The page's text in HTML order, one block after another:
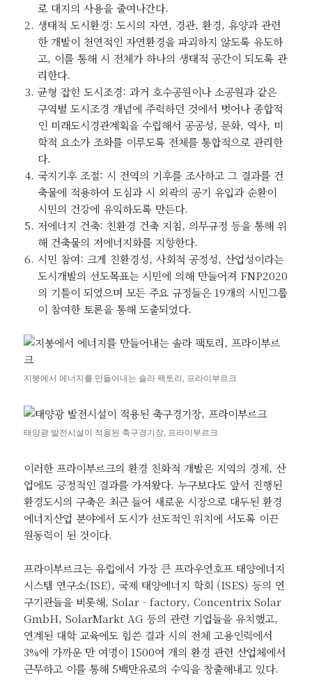
로 대지의 사용을 줄여나간다.
생태적 도시환경: 도시의 자연, 경관, 환경, 휴양과 관련
한 개발이 천연적인 자연환경을 파괴하지 않도록 유도하
고, 이를 통해 시 전체가 하나의 생태적 공간이 되도록 관
리한다.
균형 잡힌 도시조경: 과거 호수공원이나 소공원과 같은
구역별 도시조경 개념에 주력하던 것에서 벗어나 종합적
인 미래도시경관계획을 수립해서 공공성, 문화, 역사, 미
학적 요소가 조화를 이루도록 전체를 통합적으로 관리한
다.
국지기후 조절: 시 전역의 기후를 조사하고 그 결과를 건
축물에 적용하여 도심과 시 외곽의 공기 유입과 순환이
시민의 건강에 유익하도록 만든다.
저에너지 건축: 친환경 건축 지침, 의무규정 등을 통해 위
해 건축물의 저에너지화를 지향한다.
시민 참여: 크게 친환경성, 사회적 공정성, 산업성이라는
도시개발의 선도목표는 시민에 의해 만들어져 FNP2020
의 기틀이 되었으며 모든 주요 규정들은 19개의 시민그룹
이 참여한 토론을 통해 도출되었다.
지붕에서 에너지를 만들어내는 솔라 팩토리, 프라이부르크
태양광 발전시설이 적용된 축구경기장, 프라이부르크
이러한 프라이부르크의 환경 친화적 개발은 지역의 경제, 산
업에도 긍정적인 결과를 가져왔다. 누구보다도 앞서 진행된
환경도시의 구축은 최근 들어 새로운 시장으로 대두된 환경
에너지산업 분야에서 도시가 선도적인 위치에 서도록 이끈
원동력이 된 것이다.
프라이부르크는 유럽에서 가장 큰 프라우언호프 태양에너지
시스템 연구소(ISE), 국제 태양에너지 학회 (ISES) 등의 연
구기관들을 비롯해, Solar‐factory, Concentrix Solar
GmbH, SolarMarkt AG 등의 관련 기업들을 유치했고,
연계된 대학 교육에도 힘쓴 결과 시의 전체 고용인력에서
3%에 가까운 만 여명이 1500여 개의 환경 관련 산업체에서
근무하고 이를 통해 5백만유로의 수익을 창출해내고 있다.